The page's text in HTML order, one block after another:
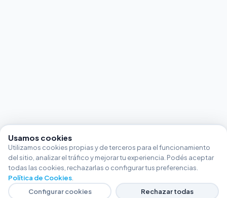
Usamos cookies
Utilizamos cookies propias y de terceros para el funcionamiento
del sitio, analizar el tráfico y mejorar tu experiencia. Podés aceptar
todas las cookies, rechazarlas o configurar tus preferencias.
Política de Cookies
Configurar cookies
Rechazar todas